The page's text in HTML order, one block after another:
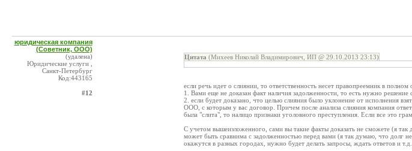
юридическая компания
(Советник, ООО)
(удалена)
Юридические услуги ,
Санкт-Петербург
Код:443165
#12
Цитата (Михеев Николай Владимирович, ИП @ 29.10.2013 23:13)
если речь идет о слиянии, то ответственность несет правопреемник в
1. Вами еще не доказан факт наличия задолженности, то есть нужно
2. если будет доказано, что целью слияния было уклонение от исполнения
ООО, с которым у вас договор. Причем после анализа слияния компания
была "слита", то налицо признаки уголовного преступления. Если все это
С учетом вышеизложенного, сами вы такие факты доказать не сможете (я
может быть сравнима с задолженностью перед вами (я так думаю, что долг
окажутся в разных городах, нужно будет делать запросы, ждать ответов и т.д.